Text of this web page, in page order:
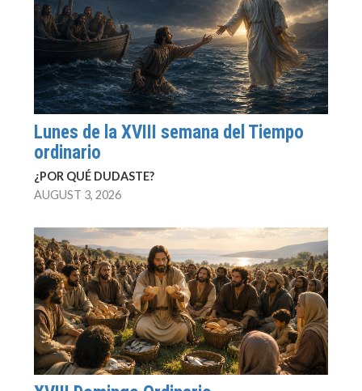
Lunes de la XVIII semana del Tiempo
ordinario
¿POR QUÉ DUDASTE?
AUGUST 3, 2026